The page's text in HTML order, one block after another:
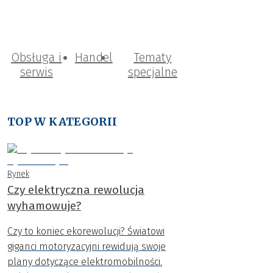
Obsługa i
serwis
Handel
Tematy
specjalne
TOP W KATEGORII
Rynek
Czy elektryczna rewolucja
wyhamowuje?
Czy to koniec ekorewolucji? Światowi
giganci motoryzacyjni rewidują swoje
plany dotyczące elektromobilności.